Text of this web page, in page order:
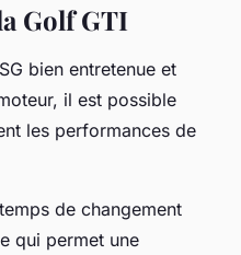
Golf GTI
bien entretenue et
il est possible
les performances de
de changement
qui permet une